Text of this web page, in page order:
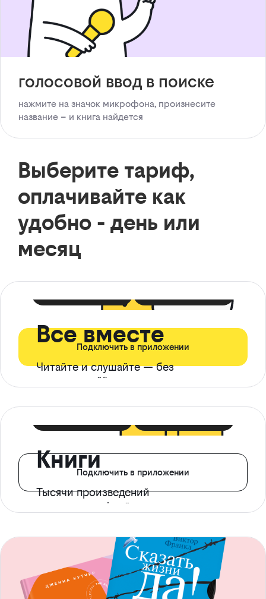
голосовой ввод в поиске
нажмите на значок микрофона, произнесите
название – и книга найдется
Выберите тариф,
оплачивайте как
удобно - день или
месяц
Все вместе
Читайте и слушайте — без
ограничений*
Подключить в приложении
Книги
Тысячи произведений
с доступом офлайн
Подключить в приложении